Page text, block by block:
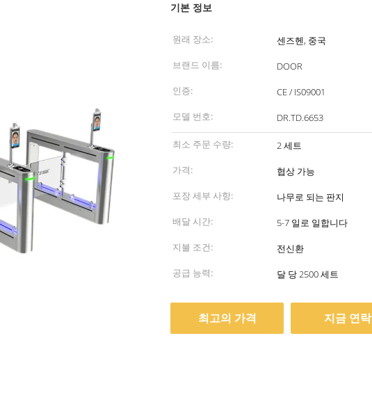
기본 정보
원래 장소:
센즈헨, 중국
브랜드 이름:
DOOR
인증:
CE / IS09001
모델 번호:
DR.TD.6653
최소 주문 수량:
2 세트
가격:
협상 가능
포장 세부 사항:
나무로 되는 판지
배달 시간:
5-7 일로 일합니다
지불 조건:
전신환
공급 능력:
달 당 2500 세트
최고의 가격 지금 연락